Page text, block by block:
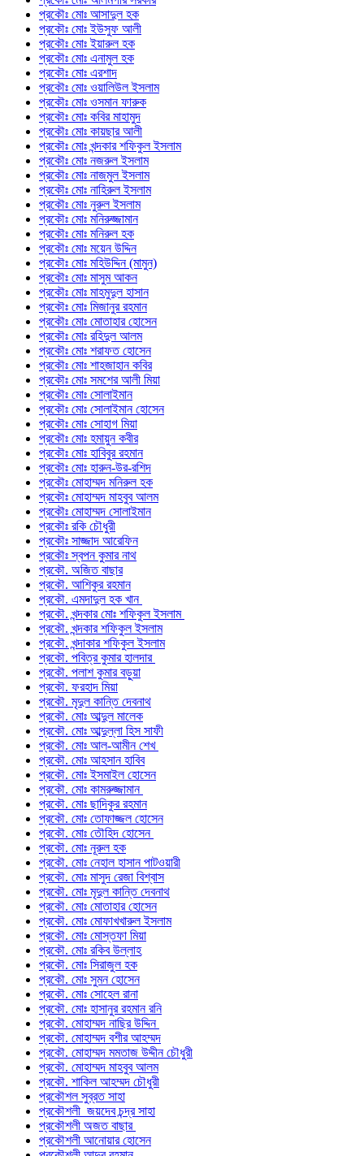
প্রকৌঃ মোঃ আসাদুল হক
প্রকৌঃ মোঃ ইউসুফ আলী
প্রকৌঃ মোঃ ইয়ারুল হক
প্রকৌঃ মোঃ এনামুল হক
প্রকৌঃ মোঃ এরশাদ
প্রকৌঃ মোঃ ওয়ালিউল ইসলাম
প্রকৌঃ মোঃ ওসমান ফারুক
প্রকৌঃ মোঃ কবির মাহামুদ
প্রকৌঃ মোঃ কায়ছার আলী
প্রকৌঃ মোঃ খন্দকার শফিকুল ইসলাম
প্রকৌঃ মোঃ নজরুল ইসলাম
প্রকৌঃ মোঃ নাজমুল ইসলাম
প্রকৌঃ মোঃ নাহিরুল ইসলাম
প্রকৌঃ মোঃ নুরুল ইসলাম
প্রকৌঃ মোঃ মনিরুজ্জামান
প্রকৌঃ মোঃ মনিরুল হক
প্রকৌঃ মোঃ ময়েন উদ্দিন
প্রকৌঃ মোঃ মহিউদ্দিন (মামুন)
প্রকৌঃ মোঃ মাসুম আকন
প্রকৌঃ মোঃ মাহমুদুল হাসান
প্রকৌঃ মোঃ মিজানুর রহমান
প্রকৌঃ মোঃ মোতাহার হোসেন
প্রকৌঃ মোঃ রহিদুল আলম
প্রকৌঃ মোঃ শরাফত হোসেন
প্রকৌঃ মোঃ শাহজাহান কবির
প্রকৌঃ মোঃ সমশের আলী মিয়া
প্রকৌঃ মোঃ সোলাইমান
প্রকৌঃ মোঃ সোলাইমান হোসেন
প্রকৌঃ মোঃ সোহাগ মিয়া
প্রকৌঃ মোঃ হমায়ুন কবীর
প্রকৌঃ মোঃ হাবিবুর রহমান
প্রকৌঃ মোঃ হারুন-উর-রশিদ
প্রকৌঃ মোহাম্মদ মনিরুল হক
প্রকৌঃ মোহাম্মদ মাহবুব আলম
প্রকৌঃ মোহাম্মদ সোলাইমান
প্রকৌঃ রকি চৌধুরী
প্রকৌঃ সাজ্জাদ আরেফিন
প্রকৌঃ স্বপন কুমার নাথ
প্রকৌ. অজিত বাছার
প্রকৌ. আশিকুর রহমান
প্রকৌ. এমদাদুল হক খান
প্রকৌ. খন্দকার মোঃ শফিকুল ইসলাম
প্রকৌ. খন্দকার শফিকুল ইসলাম
প্রকৌ. খন্দাকার শফিকুল ইসলাম
প্রকৌ. পবিত্র কুমার হালদার
প্রকৌ. পলাশ কুমার বড়ুয়া
প্রকৌ. ফরহাদ মিয়া
প্রকৌ. মৃদুল কান্তি দেবনাথ
প্রকৌ. মোঃ আব্দুল মালেক
প্রকৌ. মোঃ আব্দুল্লা হিস সাফী
প্রকৌ. মোঃ আল-আমীন শেখ
প্রকৌ. মোঃ আহসান হাবিব
প্রকৌ. মোঃ ইসমাইল হোসেন
প্রকৌ. মোঃ কামরুজ্জামান
প্রকৌ. মোঃ ছাদিকুর রহমান
প্রকৌ. মোঃ তোফাজ্জল হোসেন
প্রকৌ. মোঃ তৌহিদ হোসেন
প্রকৌ. মোঃ নূরুল হক
প্রকৌ. মোঃ নেহাল হাসান পাটওয়ারী
প্রকৌ. মোঃ মাসুদ রেজা বিশ্বাস
প্রকৌ. মোঃ মৃদুল কান্তি দেবনাথ
প্রকৌ. মোঃ মোতাহার হোসেন
প্রকৌ. মোঃ মোফাখখারুল ইসলাম
প্রকৌ. মোঃ মোস্তফা মিয়া
প্রকৌ. মোঃ রকিব উল্লাহ
প্রকৌ. মোঃ সিরাজুল হক
প্রকৌ. মোঃ সুমন হোসেন
প্রকৌ. মোঃ সোহেল রানা
প্রকৌ. মোঃ হাসানুর রহমান রনি
প্রকৌ. মোহাম্মদ নাছির উদ্দিন
প্রকৌ. মোহাম্মদ বশীর আহম্মদ
প্রকৌ. মোহাম্মদ মমতাজ উদ্দীন চৌধুরী
প্রকৌ. মোহাম্মদ মাহবুব আলম
প্রকৌ. শাকিল আহম্মদ চৌধুরী
প্রকৌশল সুব্রত সাহা
প্রকৌশলী জয়দেব চন্দ্র সাহা
প্রকৌশলী অজত বাছার
প্রকৌশলী আনোয়ার হোসেন